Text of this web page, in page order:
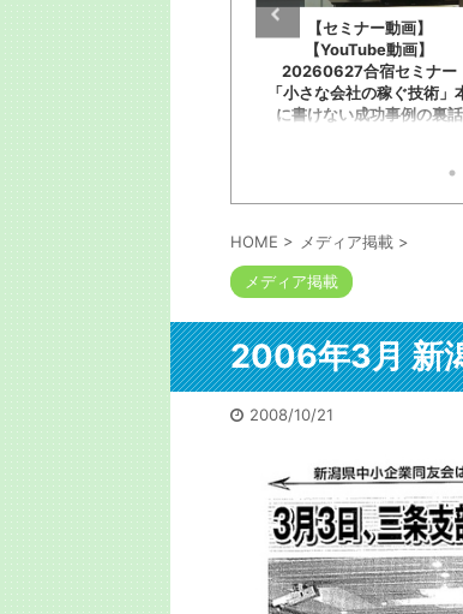
【セミナー動画】
【YouTube動画】
20260627合宿セミナー
「小さな会社の稼ぐ技術」本
に書けない成功事例の裏話
100連発！質疑応答。主催の
広田健太郎さんは1人の大家
業で家賃収入1億を突破。そ
の経緯の本は以下コメ欄に
投票お願い！全国出版オ
ィション
投票お願いします！全国出
ーディションに応募。恥知
勘違い野郎淑女約120人が
るでしょう。自信も出る
と勇気が出たよ」と。サイ
ャクチャな口述筆記をAIが
構成かつ清書するので誰で
は書けます。次回は5月に
されます。 https://
audition.com/
HOME > メディア掲載 >
メディア掲載
2006年3月 新
2008/10/21